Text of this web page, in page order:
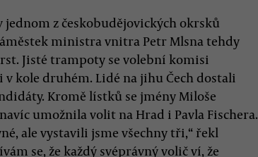
z českobudějovických okrsků
ministra vnitra Petr Mlsna tehdy
Jisté trampoty se volební komisi
kole druhém. Lidé na jihu Čech dostali
Kromě lístků se jmény Miloše
umožnila volit na Hrad i Pavla Fischera.
ale vystavili jsme všechny tři,“ řekl
se, že každý svéprávný volič ví, že